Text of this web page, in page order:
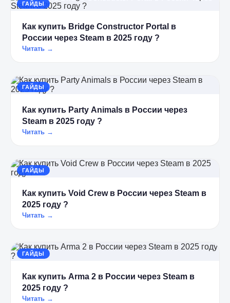
ГАЙДЫ
Как купить Bridge Constructor Portal в
России через Steam в 2025 году ?
Читать →
ГАЙДЫ
Как купить Party Animals в России через
Steam в 2025 году ?
Читать →
ГАЙДЫ
Как купить Void Crew в России через Steam в
2025 году ?
Читать →
ГАЙДЫ
Как купить Arma 2 в России через Steam в
2025 году ?
Читать →